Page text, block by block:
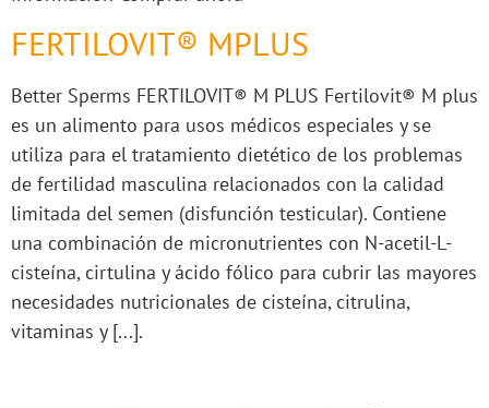
FERTILOVIT® MPLUS
Better Sperms FERTILOVIT® M PLUS Fertilovit® M plus
es un alimento para usos médicos especiales y se
utiliza para el tratamiento dietético de los problemas
de fertilidad masculina relacionados con la calidad
limitada del semen (disfunción testicular). Contiene
una combinación de micronutrientes con N-acetil-L-
cisteína, cirtulina y ácido fólico para cubrir las mayores
necesidades nutricionales de cisteína, citrulina,
vitaminas y [...].